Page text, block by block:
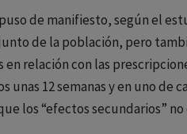
de manifiesto, según el
de la población, pero
relación con las
unas 12 semanas y en uno de
los “efectos secundarios”